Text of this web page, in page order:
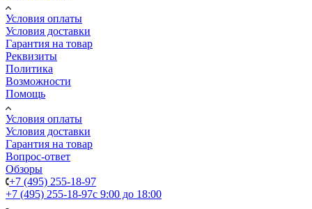
Условия оплаты
Условия доставки
Гарантия на товар
Реквизиты
Политика
Возможности
Помощь
Условия оплаты
Условия доставки
Гарантия на товар
Вопрос-ответ
Обзоры
+7 (495) 255-18-97
+7 (495) 255-18-97с 9:00 до 18:00